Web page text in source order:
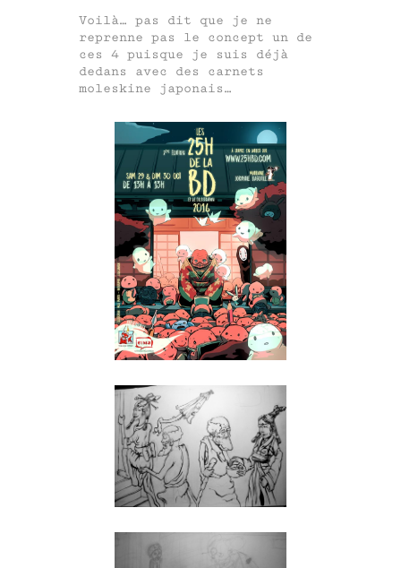
Voilà… pas dit que je ne
reprenne pas le concept un de
ces 4 puisque je suis déjà
dedans avec des carnets
moleskine japonais…